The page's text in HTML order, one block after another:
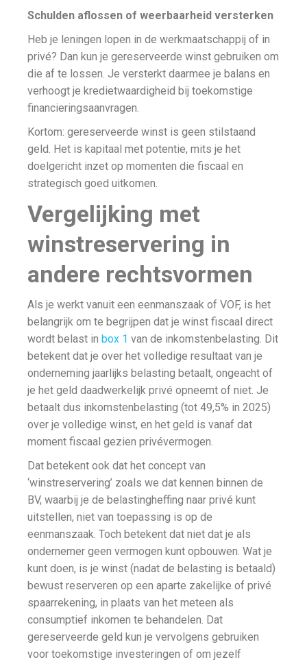
Schulden aflossen of weerbaarheid versterken
Heb je leningen lopen in de werkmaatschappij of in
privé? Dan kun je gereserveerde winst gebruiken om
die af te lossen. Je versterkt daarmee je balans en
verhoogt je kredietwaardigheid bij toekomstige
financieringsaanvragen.
Kortom: gereserveerde winst is geen stilstaand
geld. Het is kapitaal met potentie, mits je het
doelgericht inzet op momenten die fiscaal en
strategisch goed uitkomen.
Vergelijking met
winstreservering in
andere rechtsvormen
Als je werkt vanuit een eenmanszaak of VOF, is het
belangrijk om te begrijpen dat je winst fiscaal direct
wordt belast in box 1 van de inkomstenbelasting. Dit
betekent dat je over het volledige resultaat van je
onderneming jaarlijks belasting betaalt, ongeacht of
je het geld daadwerkelijk privé opneemt of niet. Je
betaalt dus inkomstenbelasting (tot 49,5% in 2025)
over je volledige winst, en het geld is vanaf dat
moment fiscaal gezien privévermogen.
Dat betekent ook dat het concept van
‘winstreservering’ zoals we dat kennen binnen de
BV, waarbij je de belastingheffing naar privé kunt
uitstellen, niet van toepassing is op de
eenmanszaak. Toch betekent dat niet dat je als
ondernemer geen vermogen kunt opbouwen. Wat je
kunt doen, is je winst (nadat de belasting is betaald)
bewust reserveren op een aparte zakelijke of privé
spaarrekening, in plaats van het meteen als
consumptief inkomen te behandelen. Dat
gereserveerde geld kun je vervolgens gebruiken
voor toekomstige investeringen of om jezelf